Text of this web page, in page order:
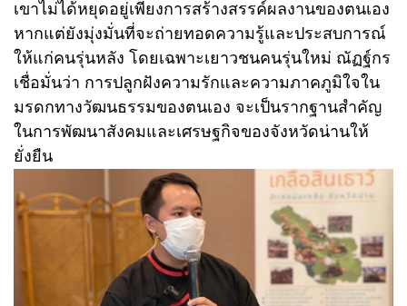
เขาไม่ได้หยุดอยู่เพียงการสร้างสรรค์ผลงานของตนเอง
หากแต่ยังมุ่งมั่นที่จะถ่ายทอดความรู้และประสบการณ์
ให้แก่คนรุ่นหลัง โดยเฉพาะเยาวชนคนรุ่นใหม่ ณัฏฐ์กร
เชื่อมั่นว่า การปลูกฝังความรักและความภาคภูมิใจใน
มรดกทางวัฒนธรรมของตนเอง จะเป็นรากฐานสำคัญ
ในการพัฒนาสังคมและเศรษฐกิจของจังหวัดน่านให้
ยั่งยืน